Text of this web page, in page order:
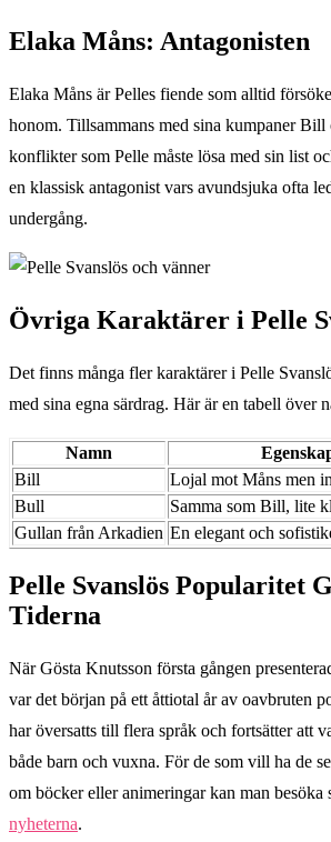
Elaka Måns: Antagonisten
Elaka Måns är Pelles fiende som alltid
honom. Tillsammans med sina kumpaner
konflikter som Pelle måste lösa med sin list
en klassisk antagonist vars avundsjuka ofta
undergång.
Övriga Karaktärer i Pelle
Det finns många fler karaktärer i Pelle
med sina egna särdrag. Här är en tabell över
Namn
Bill
Lojal mot Måns men
Bull
Samma som Bill, lite
Gullan från Arkadien En elegant och
Pelle Svanslös Popularitet
Tiderna
När Gösta Knutsson första gången
var det början på ett åttiotal år av oavbruten
har översatts till flera språk och fortsätter att
både barn och vuxna. För de som vill ha de
om böcker eller animeringar kan man besöka
nyheterna.